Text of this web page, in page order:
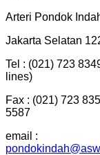
Arteri Pondok
Jakarta Selatan
Tel : (021) 723
lines)
Fax : (021) 723
5587
email :